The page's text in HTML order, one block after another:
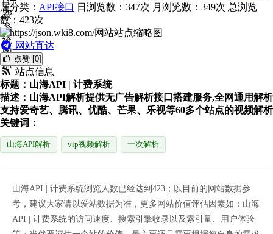
属分类： API接口 日浏览数：347次 月浏览数：349次 总浏览
数：423次
网站直达
点赞 [0]
站点信息
标题：山海API | 计费系统
描述：山海API解析提供无广告解析接口搭建服务,全网通用解析
支持爱奇艺、腾讯、优酷、芒果、乐视等60多个站点的视频解析
关键词：
山海API解析 vip视频解析 一次解析
山海API | 计费系统浏览人数已经达到423；以目前的网站数据参
考，建议大家请以爱站数据为准，更多网站价值评估因素如：山海
API | 计费系统的访问速度、搜索引擎收录以及索引量、用户体验